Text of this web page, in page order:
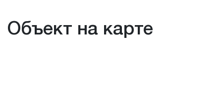
Объект на карте